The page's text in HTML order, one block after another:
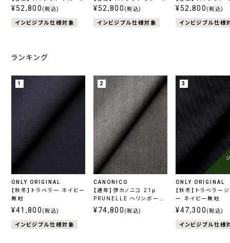
ガンクラブチェック
¥52,800 (税込)
インビジブル仕様対象
ェック
¥52,800 (税込)
インビジブル仕様対象
ーチェック
¥52,800 (税込)
インビジブル仕様
ランキング
1
ONLY ORIGINAL
【秋冬】トラベラー ネイビー
無地
¥41,800 (税込)
インビジブル仕様対象
2
CANONICO
【通年】伊カノニコ 21μ
PRUNELLE ヘリンボーン
グレー
¥74,800 (税込)
3
ONLY ORIGINAL
【秋冬】トラベラー
ー ネイビー無地
¥47,300 (税込)
インビジブル仕様